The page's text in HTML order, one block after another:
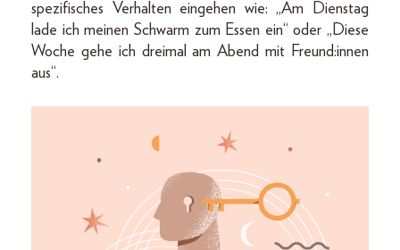
spezifisches Verhalten eingehen wie: „Am Dienstag
lade ich meinen Schwarm zum Essen ein“ oder „Diese
Woche gehe ich dreimal am Abend mit Freund:innen
aus“.